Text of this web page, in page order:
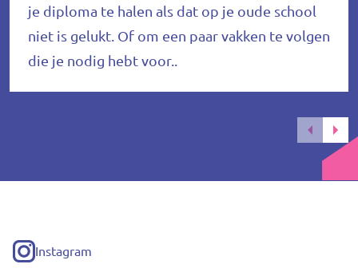
je diploma te halen als dat op je oude school
niet is gelukt. Of om een paar vakken te volgen
die je nodig hebt voor..
Instagram
(externe